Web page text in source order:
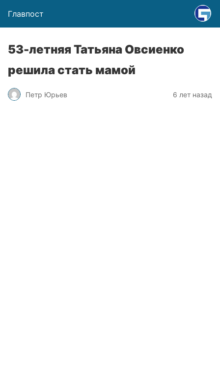
Главпост
53-летняя Татьяна Овсиенко
решила стать мамой
Петр Юрьев 6 лет назад